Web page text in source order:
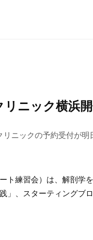
リニック横浜
ニックの予約受付が明
ト練習会）は、解剖学
」、スターティングブ